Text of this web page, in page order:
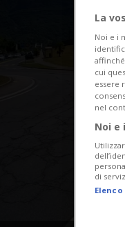
La
Noi e i
cui
essere
nel
Noi
di